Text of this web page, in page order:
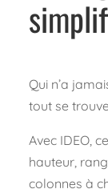
Qui n’a
tout se
Avec IDEO,
hauteur,
colonnes à